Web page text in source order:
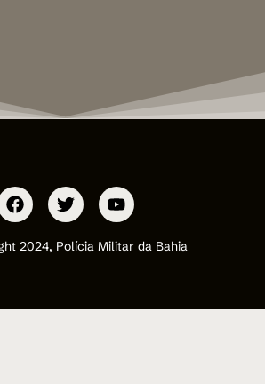
2024, Polícia Militar da Bahia